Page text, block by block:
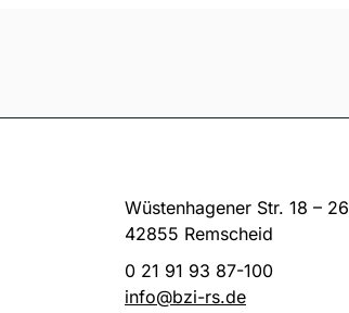
Wüstenhagener Str. 18 – 26
42855 Remscheid
0 21 91 93 87-100
info@bzi-rs.de